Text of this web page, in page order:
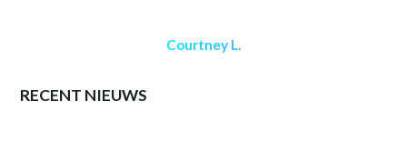
Courtney L.
RECENT NIEUWS